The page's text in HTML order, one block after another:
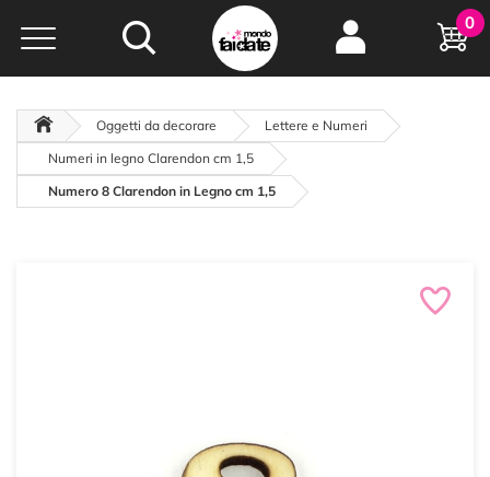
Hobby e
creatività...
oltre 15 anni online
0
Oggetti da decorare
Lettere e Numeri
Numeri in legno Clarendon cm 1,5
Numero 8 Clarendon in Legno cm 1,5